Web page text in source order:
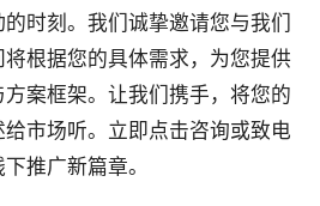
时刻。我们诚挚邀请您与我们
根据您的具体需求，为您提供
案框架。让我们携手，将您的
市场听。立即点击咨询或致电
推广新篇章。